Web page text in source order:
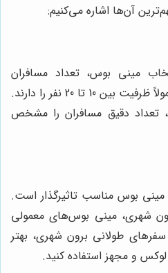
آن‌ها اشاره می‌کنیم:
مینی بوس، تعداد مسافران
است. مینی بوس‌ها معمولاً ظرفیت بین 10 تا 20 نفر را دارند.
تعداد دقیق مسافران را مشخص
مینی بوس مناسب تاثیرگذار است.
شهری، مینی بوس‌های معمولی
طولانی برون شهری، بهتر
و مجهز استفاده کنید.